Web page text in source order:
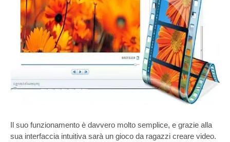
Il suo funzionamento è davvero molto semplice, e grazie alla
sua interfaccia intuitiva sarà un gioco da ragazzi creare video.